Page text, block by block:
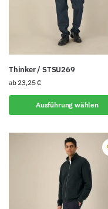
Thinker / STSU269
ab 23,25€
Ausführung wählen